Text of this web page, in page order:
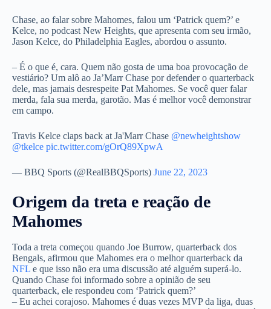
Chase, ao falar sobre Mahomes, falou um ‘Patrick quem?’ e
Kelce, no podcast New Heights, que apresenta com seu irmão,
Jason Kelce, do Philadelphia Eagles, abordou o assunto.
– É o que é, cara. Quem não gosta de uma boa provocação de
vestiário? Um alô ao Ja’Marr Chase por defender o quarterback
dele, mas jamais desrespeite Pat Mahomes. Se você quer falar
merda, fala sua merda, garotão. Mas é melhor você demonstrar
em campo.
Travis Kelce claps back at Ja'Marr Chase @newheightshow
@tkelce pic.twitter.com/gOrQ89XpwA
— BBQ Sports (@RealBBQSports) June 22, 2023
Origem da treta e reação de
Mahomes
Toda a treta começou quando Joe Burrow, quarterback dos
Bengals, afirmou que Mahomes era o melhor quarterback da
NFL e que isso não era uma discussão até alguém superá-lo.
Quando Chase foi informado sobre a opinião de seu
quarterback, ele respondeu com ‘Patrick quem?’
– Eu achei corajoso. Mahomes é duas vezes MVP da liga, duas